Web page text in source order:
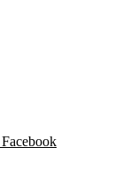
Facebook